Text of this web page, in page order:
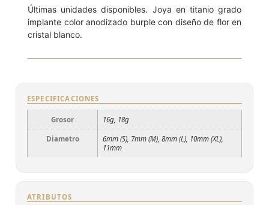
Últimas unidades disponibles. Joya en titanio grado
implante color anodizado burple con diseño de flor en
cristal blanco.
ESPECIFICACIONES
Grosor 16g, 18g
Diametro
6mm (S), 7mm (M), 8mm (L), 10mm (XL),
11mm
ATRIBUTOS